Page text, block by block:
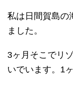
私は日間賀島の
ました。
3ヶ月そこでリ
いでいます。1